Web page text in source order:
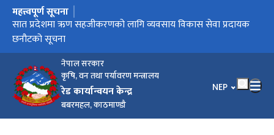
नेपाल सरकार
कृषि, वन तथा पर्यावरण मन्त्रालय
रेड कार्यान्वयन केन्द्र
बबरमहल, काठमाण्डौ
भाषा चयन गर्नुहोस्
NEP
मुख्य नेभिगेसनमा जानुहोस्
महत्त्वपूर्ण सूचना
सात प्रदेशमा ऋण सहजीकरणको लागि व्यवसाय विकास सेवा प्रदायक
छनौटको सूचना